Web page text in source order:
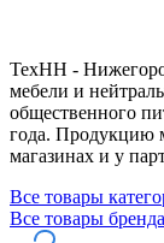
ТехНН -
мебели и
общественного
года. Продукцию
магазинах и у
Все товары
Все товары